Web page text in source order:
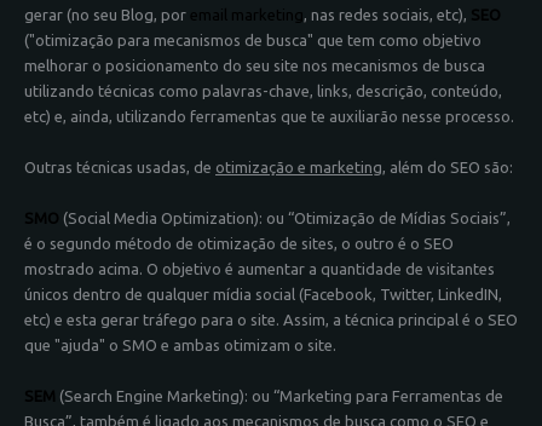
gerar (no seu Blog, por email marketing, nas redes sociais, etc), SEO
("otimização para mecanismos de busca" que tem como objetivo
melhorar o posicionamento do seu site nos mecanismos de busca
utilizando técnicas como palavras-chave, links, descrição, conteúdo,
etc) e, ainda, utilizando ferramentas que te auxiliarão nesse processo.
Outras técnicas usadas, de otimização e marketing, além do SEO são:
SMO (Social Media Optimization): ou “Otimização de Mídias Sociais”,
é o segundo método de otimização de sites, o outro é o SEO
mostrado acima. O objetivo é aumentar a quantidade de visitantes
únicos dentro de qualquer mídia social (Facebook, Twitter, LinkedIN,
etc) e esta gerar tráfego para o site. Assim, a técnica principal é o SEO
que "ajuda" o SMO e ambas otimizam o site.
SEM (Search Engine Marketing): ou “Marketing para Ferramentas de
Busca”, também é ligado aos mecanismos de busca como o SEO e